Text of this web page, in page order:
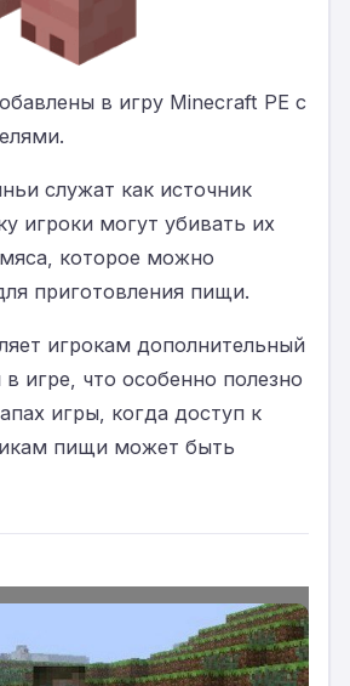
в игру Minecraft PE с
служат как источник
игроки могут убивать их
которое можно
приготовления пищи.
игрокам дополнительный
игре, что особенно полезно
игры, когда доступ к
пищи может быть